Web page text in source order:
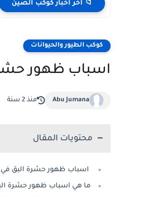
📁 آخر اخبار كوكب الصين
كوكب الطيور والحيوانات
اسباب ظهور
Abu Jumana منذ 2 سنة
محتويات المقال
اسباب ظهور حشرة البق في
ما هي اسباب ظهور حشرة